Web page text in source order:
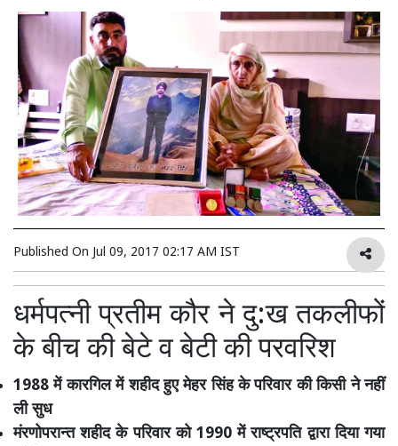
Published On Jul 09, 2017 02:17 AM IST
धर्मपत्नी प्रतीम कौर ने दु:ख तकलीफों
के बीच की बेटे व बेटी की परवरिश
1988 में कारगिल में शहीद हुए मेहर सिंह के परिवार की किसी ने नहीं
ली सुध
मंरणोपरान्त शहीद के परिवार को 1990 में राष्ट्रपति द्वारा दिया गया